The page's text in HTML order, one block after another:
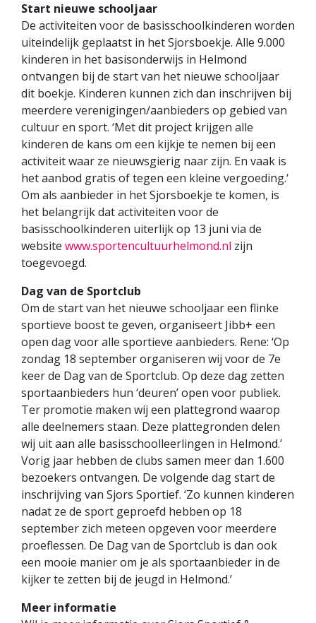
Start nieuwe schooljaar
De activiteiten voor de basisschoolkinderen worden
uiteindelijk geplaatst in het Sjorsboekje. Alle 9.000
kinderen in het basisonderwijs in Helmond
ontvangen bij de start van het nieuwe schooljaar
dit boekje. Kinderen kunnen zich dan inschrijven bij
meerdere verenigingen/aanbieders op gebied van
cultuur en sport. ‘Met dit project krijgen alle
kinderen de kans om een kijkje te nemen bij een
activiteit waar ze nieuwsgierig naar zijn. En vaak is
het aanbod gratis of tegen een kleine vergoeding.‘
Om als aanbieder in het Sjorsboekje te komen, is
het belangrijk dat activiteiten voor de
basisschoolkinderen uiterlijk op 13 juni via de
website www.sportencultuurhelmond.nl zijn
toegevoegd.
Dag van de Sportclub
Om de start van het nieuwe schooljaar een flinke
sportieve boost te geven, organiseert Jibb+ een
open dag voor alle sportieve aanbieders. Rene: ‘Op
zondag 18 september organiseren wij voor de 7e
keer de Dag van de Sportclub. Op deze dag zetten
sportaanbieders hun ‘deuren’ open voor publiek.
Ter promotie maken wij een plattegrond waarop
alle deelnemers staan. Deze plattegronden delen
wij uit aan alle basisschoolleerlingen in Helmond.’
Vorig jaar hebben de clubs samen meer dan 1.600
bezoekers ontvangen. De volgende dag start de
inschrijving van Sjors Sportief. ‘Zo kunnen kinderen
nadat ze de sport geproefd hebben op 18
september zich meteen opgeven voor meerdere
proeflessen. De Dag van de Sportclub is dan ook
een mooie manier om je als sportaanbieder in de
kijker te zetten bij de jeugd in Helmond.’
Meer informatie